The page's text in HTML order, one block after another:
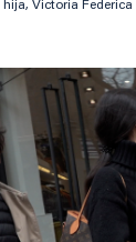
hija, Victoria